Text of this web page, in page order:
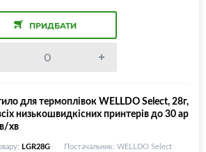
ПРИДБАТИ
для термоплівок WELLDO Select, 28г,
низькошвидкісних принтерів до 30 ар
хв
LGR28G
Постачальник: WELLDO Select